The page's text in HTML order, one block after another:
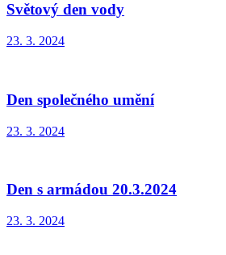
Světový den vody
23. 3. 2024
Den společného umění
23. 3. 2024
Den s armádou 20.3.2024
23. 3. 2024